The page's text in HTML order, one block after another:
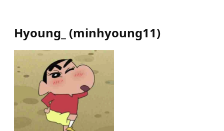
Hyoung_ (minhyoung11)